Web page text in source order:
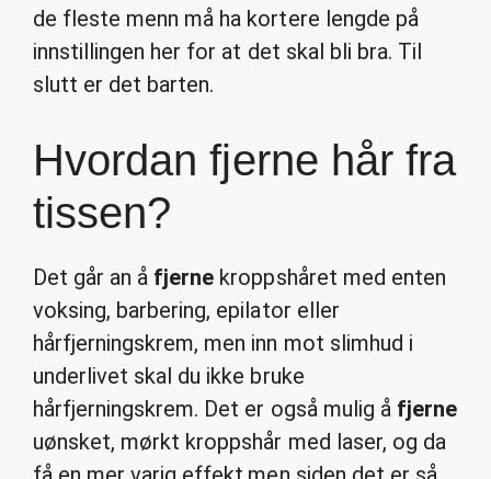
de fleste menn må ha kortere lengde på
innstillingen her for at det skal bli bra. Til
slutt er det barten.
Hvordan fjerne hår fra
tissen?
Det går an å fjerne kroppshåret med enten
voksing, barbering, epilator eller
hårfjerningskrem, men inn mot slimhud i
underlivet skal du ikke bruke
hårfjerningskrem. Det er også mulig å fjerne
uønsket, mørkt kroppshår med laser, og da